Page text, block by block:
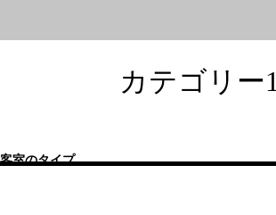
カテゴリー1
客室のタイプ